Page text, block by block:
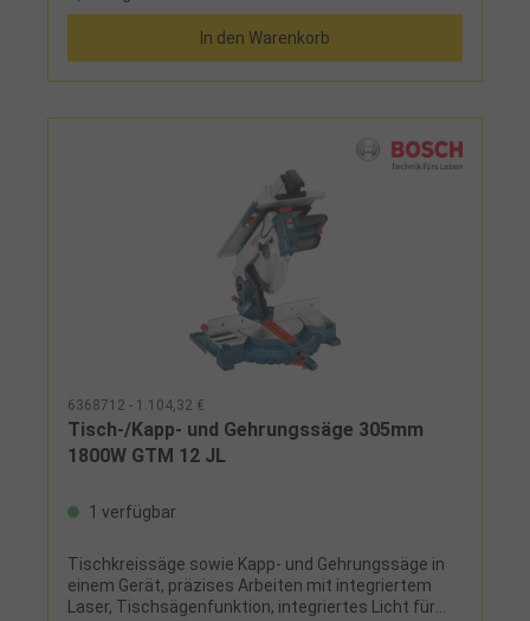
Sägeblattwechsel, Drehtellereinstellung links
47°/rechts 60°, Sägeblattneigung links und rechts
46°, ZuschnittlaserLieferumfang:HM-
Kreissägeblatt 84 Zähne, 2 integrierte
Übergangsstück 35/58 mm
In den Warenkorb
6368712 - 1.104,32 €
Tisch-/Kapp- und Gehrungssäge 305mm
1800W GTM 12 JL
1 verfügbar
Tischkreissäge sowie Kapp- und Gehrungssäge in
einem Gerät, präzises Arbeiten mit integriertem
Laser, Tischsägenfunktion, integriertes Licht für